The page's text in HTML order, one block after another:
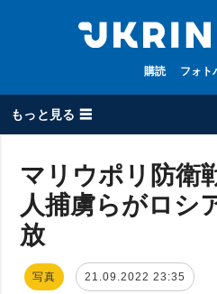
購読 フォト
もっと見る ☰
全てのトピック
政治
マリウポリ防衛
人捕虜らがロシ
放
写真 21.09.2022 23:35